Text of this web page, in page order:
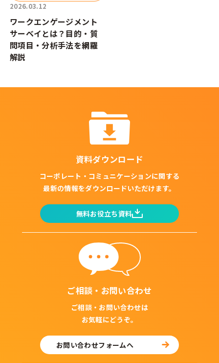
2026.03.12
ワークエンゲージメント
サーベイとは？目的・質
問項目・分析手法を網羅
解説
資料ダウンロード
コーポレート・コミュニケーションに関する
最新の情報をダウンロードいただけます。
無料お役立ち資料
ご相談・お問い合わせ
ご相談・お問い合わせは
お気軽にどうぞ。
お問い合わせフォームへ